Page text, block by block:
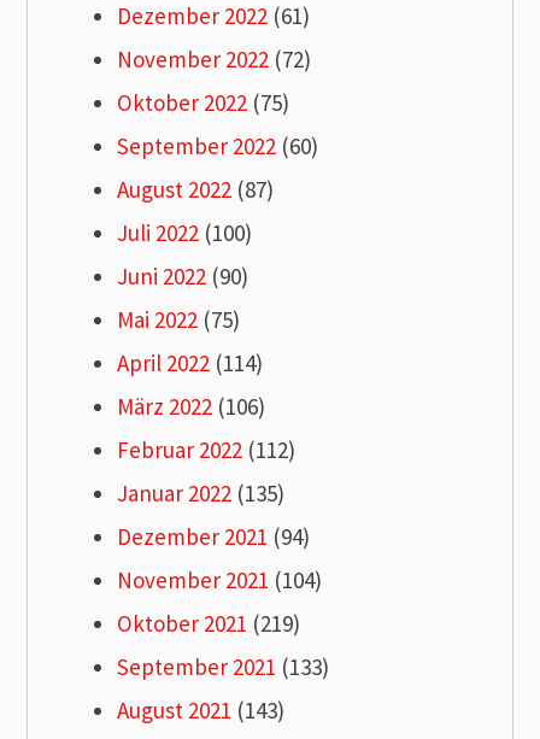
Dezember 2022 (61)
November 2022 (72)
Oktober 2022 (75)
September 2022 (60)
August 2022 (87)
Juli 2022 (100)
Juni 2022 (90)
Mai 2022 (75)
April 2022 (114)
März 2022 (106)
Februar 2022 (112)
Januar 2022 (135)
Dezember 2021 (94)
November 2021 (104)
Oktober 2021 (219)
September 2021 (133)
August 2021 (143)